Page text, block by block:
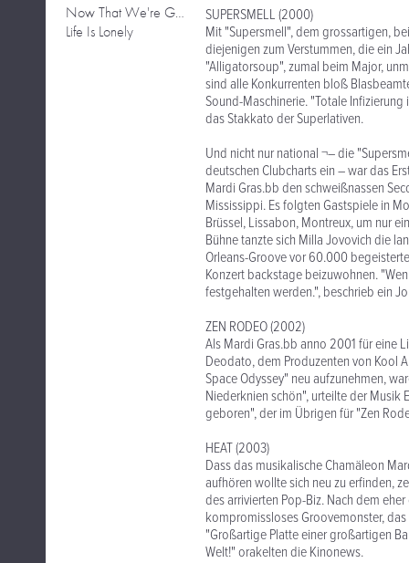
Now That We're Gone
Life Is Lonely
SUPERSMELL (2000)
Mit "Supersmell", dem grossartigen,
diejenigen zum Verstummen, die ein
"Alligatorsoup", zumal beim Major,
sind alle Konkurrenten bloß
Sound-Maschinerie. "Totale
das Stakkato der Superlativen.
Und nicht nur national ¬– die
deutschen Clubcharts ein – war das
Mardi Gras.bb den schweißnassen
Mississippi. Es folgten Gastspiele in
Brüssel, Lissabon, Montreux, um nur
Bühne tanzte sich Milla Jovovich die
Orleans-Groove vor 60.000
Konzert backstage beizuwohnen.
festgehalten werden.", beschrieb ein
ZEN RODEO (2002)
Als Mardi Gras.bb anno 2001 für eine
Deodato, dem Produzenten von Kool
Space Odyssey" neu aufzunehmen,
Niederknien schön", urteilte der Musik
geboren", der im Übrigen für "Zen
HEAT (2003)
Dass das musikalische Chamäleon
aufhören wollte sich neu zu erfinden,
des arrivierten Pop-Biz. Nach dem
kompromissloses Groovemonster,
"Großartige Platte einer großartigen
Welt!" orakelten die Kinonews.